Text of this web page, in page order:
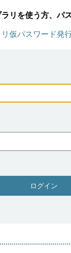
リを使う方、パ
仮パスワード発
ログイン